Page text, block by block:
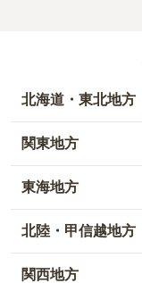
北海道・東北地方
北海道
青森県
秋田県
関東地方
東京都
神奈川県
埼玉県
東海地方
愛知県
岐阜県
北陸・甲信越地方
富山県
関西地方